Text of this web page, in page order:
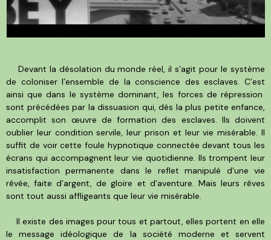
Devant la désolation du monde réel, il s’agit pour le système
de coloniser l’ensemble de la conscience des esclaves. C’est
ainsi que dans le système dominant, les forces de répression
sont précédées par la dissuasion qui, dès la plus petite enfance,
accomplit son œuvre de formation des esclaves. Ils doivent
oublier leur condition servile, leur prison et leur vie misérable. Il
suffit de voir cette foule hypnotique connectée devant tous les
écrans qui accompagnent leur vie quotidienne. Ils trompent leur
insatisfaction permanente dans le reflet manipulé d’une vie
rêvée, faite d’argent, de gloire et d’aventure. Mais leurs rêves
sont tout aussi affligeants que leur vie misérable.
Il existe des images pour tous et partout, elles portent en elle
le message idéologique de la société moderne et servent